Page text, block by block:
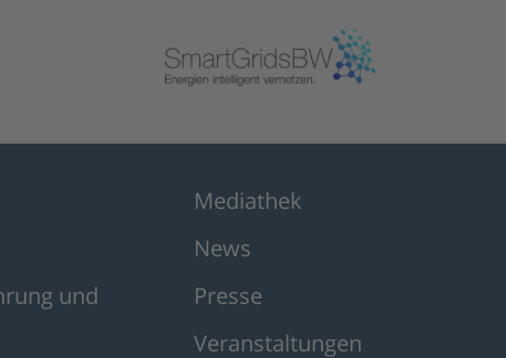
und
Mediathek
News
Presse
Veranstaltungen